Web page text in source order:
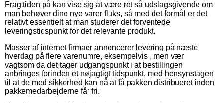
Fragttiden på kan vise sig at være ret så udslagsgivende om
man behøver dine nye varer fluks, så med det formål er det
relativt essentielt at man studerer det forventede
leveringstidspunkt for det relevante produkt.
Masser af internet firmaer annoncerer levering på næste
hverdag på flere varenumre, eksempelvis , men vær
vagtsom da det tager udgangspunkt i at bestillingen
anbringes forinden et nøjagtigt tidspunkt, med hensynstagen
til at de med sikkerhed kan nå at få pakken distribueret inden
pakkemedarbejderne får fri.